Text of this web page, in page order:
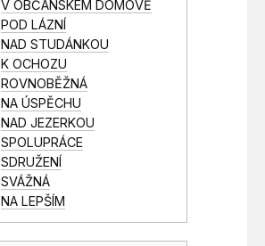
V OBČANSKÉM DOMOVĚ
POD LÁZNÍ
NAD STUDÁNKOU
K OCHOZU
ROVNOBĚŽNÁ
NA ÚSPĚCHU
NAD JEZERKOU
SPOLUPRÁCE
SDRUŽENÍ
SVÁŽNÁ
NA LEPŠÍM